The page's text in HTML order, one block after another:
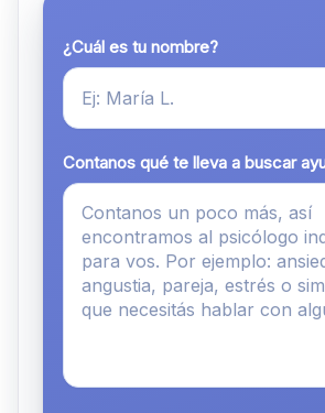
¿Cuál es tu nombre?
Contanos qué te lleva a buscar